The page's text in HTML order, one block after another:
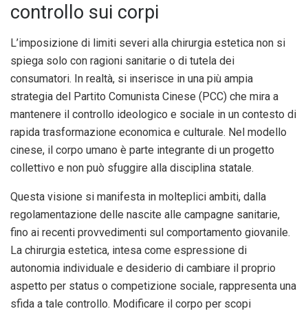
controllo sui corpi
L’imposizione di limiti severi alla chirurgia estetica non si
spiega solo con ragioni sanitarie o di tutela dei
consumatori. In realtà, si inserisce in una più ampia
strategia del Partito Comunista Cinese (PCC) che mira a
mantenere il controllo ideologico e sociale in un contesto di
rapida trasformazione economica e culturale. Nel modello
cinese, il corpo umano è parte integrante di un progetto
collettivo e non può sfuggire alla disciplina statale.
Questa visione si manifesta in molteplici ambiti, dalla
regolamentazione delle nascite alle campagne sanitarie,
fino ai recenti provvedimenti sul comportamento giovanile.
La chirurgia estetica, intesa come espressione di
autonomia individuale e desiderio di cambiare il proprio
aspetto per status o competizione sociale, rappresenta una
sfida a tale controllo. Modificare il corpo per scopi